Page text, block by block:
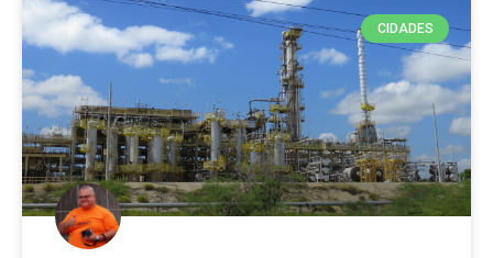
CIDADES